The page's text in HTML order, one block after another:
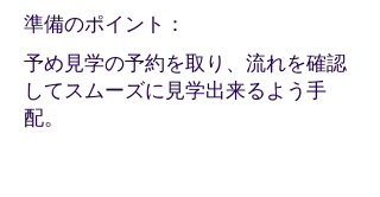
​準備のポイント：
予め見学の予約を取り、流れを確認
してスムーズに見学出来るよう手
配。